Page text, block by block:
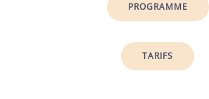
PROGRAMME
TARIFS